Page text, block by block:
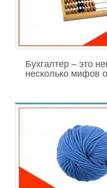
Бухгалтер – это
несколько мифов